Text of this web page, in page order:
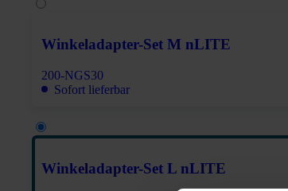
Winkeladapter-Set M nLITE
200-NGS30
Sofort lieferbar
Winkeladapter-Set L nLITE